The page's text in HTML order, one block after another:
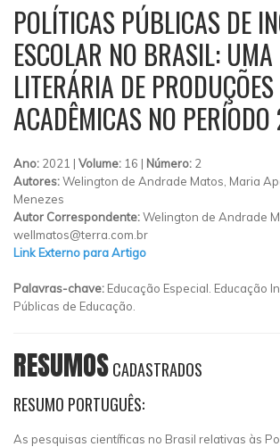
POLÍTICAS PÚBLICAS DE
ESCOLAR NO BRASIL:
LITERÁRIA DE PRODUÇÕES
ACADÊMICAS NO
Ano: 2021 | Volume: 16 | Número: 2
Autores:Welington de Andrade Matos, Maria
Menezes
Autor Correspondente:Welington de Andrade
wellmatos@terra.com.br
Link Externo para Artigo
Palavras-chave: Educação Especial. Educação
Públicas de Educação.
RESUMOSCADASTRADOS
RESUMO PORTUGUÊS:
As pesquisas científicas no Brasil relativas às